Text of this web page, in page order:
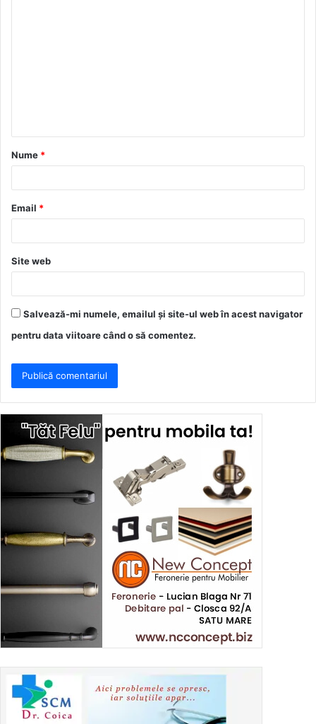
a
r
*
Nume *
Email *
Site web
Salvează-mi numele, emailul și site-ul web în acest navigator
pentru data viitoare când o să comentez.